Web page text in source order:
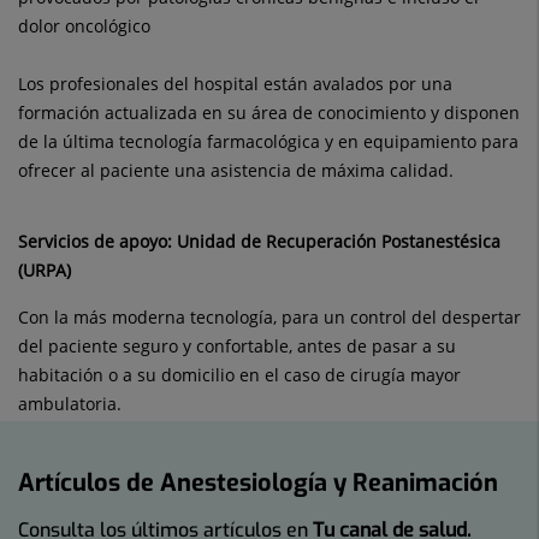
dolor oncológico
Los profesionales del hospital están avalados por una
formación actualizada en su área de conocimiento y disponen
de la última tecnología farmacológica y en equipamiento para
ofrecer al paciente una asistencia de máxima calidad.
Servicios de apoyo: Unidad de Recuperación Postanestésica
(URPA)
Con la más moderna tecnología, para un control del despertar
del paciente seguro y confortable, antes de pasar a su
habitación o a su domicilio en el caso de cirugía mayor
ambulatoria.
Artículos de Anestesiología y Reanimación
Consulta los últimos artículos enTu canal de salud.